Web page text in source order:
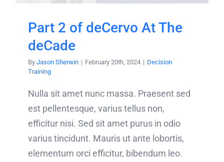
Part 2 of deCervo At The
deCade
By Jason Sherwin | February 20th, 2024 | Decision
Training
Nulla sit amet nunc massa. Praesent sed
est pellentesque, varius tellus non,
efficitur nisi. Sed sit amet purus in odio
varius tincidunt. Mauris ut ante lobortis,
elementum orci efficitur, bibendum leo.